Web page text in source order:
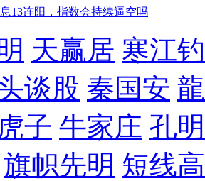
13连阳，指数会持续逼空吗
天赢居 寒江
谈股 秦国安
子 牛家庄 孔
旗帜先明 短线